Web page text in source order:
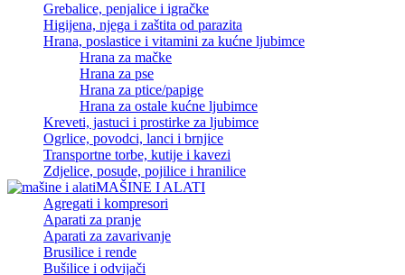
Grebalice, penjalice i igračke
Higijena, njega i zaštita od parazita
Hrana, poslastice i vitamini za kućne ljubimce
Hrana za mačke
Hrana za pse
Hrana za ptice/papige
Hrana za ostale kućne ljubimce
Kreveti, jastuci i prostirke za ljubimce
Ogrlice, povodci, lanci i brnjice
Transportne torbe, kutije i kavezi
Zdjelice, posude, pojilice i hranilice
MAŠINE I ALATI
Agregati i kompresori
Aparati za pranje
Aparati za zavarivanje
Brusilice i rende
Bušilice i odvijači